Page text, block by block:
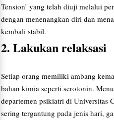
Tension’ yang telah diuji melalui
dengan menenangkan diri dan
kembali stabil.
2. Lakukan relaksasi
Setiap orang memiliki ambang
bahan kimia seperti serotonin.
departemen psikiatri di Universitas
sering tergantung pada jenis hari,